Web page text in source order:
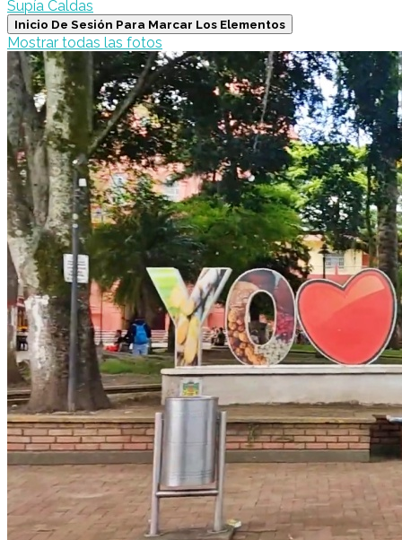
Supía Caldas
Inicio De Sesión Para Marcar Los Elementos
Mostrar todas las fotos